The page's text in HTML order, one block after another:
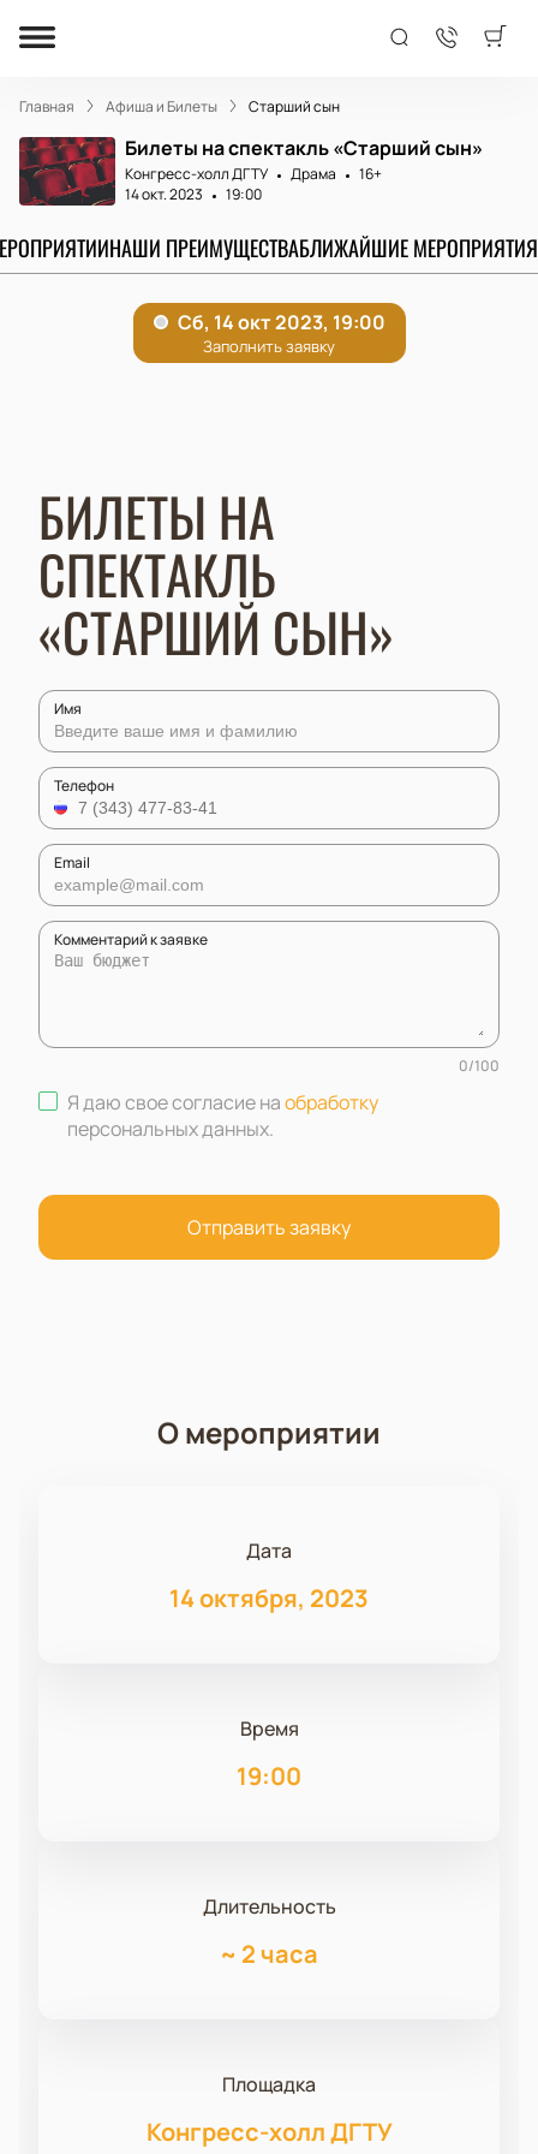
Главная Афиша и Билеты Старший сын
Билеты на спектакль «Старший сын»
Конгресс-холл ДГТУ Драма
16+
14 окт. 2023
19:00
НАШИ ПРЕИМУЩЕСТВАБЛИЖАЙШИЕ МЕРОПРИЯТИЯ
БИЛЕТЫ НА
СПЕКТАКЛЬ
«СТАРШИЙ СЫН»
Имя
Телефон
Email
Комментарий к заявке
0/100
Я даю свое согласие наобработку
персональных данных.
Отправить заявку
О мероприятии
Дата
14 октября, 2023
Время
19:00
Длительность
~ 2 часа
Площадка
Конгресс-холл ДГТУ